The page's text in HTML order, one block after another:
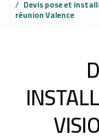
Devis pose et
réunion Valence